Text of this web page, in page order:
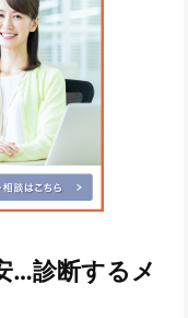
…診断するメ